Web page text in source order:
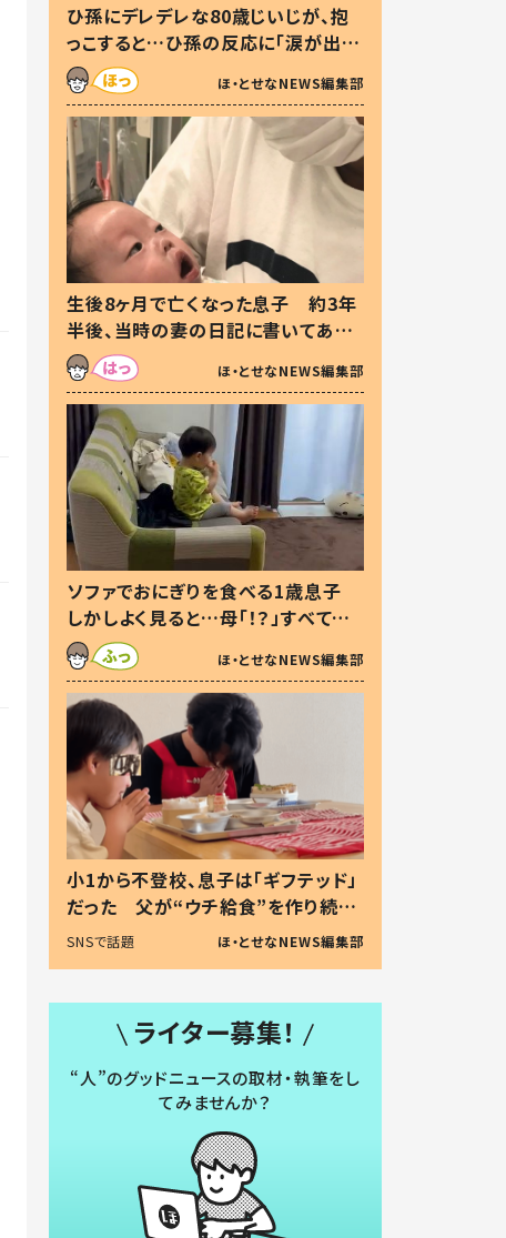
ひ孫にデレデレな80歳じいじが、抱
っこすると…ひ孫の反応に「涙が出ま
した」「可愛くて仕方ない」
ほ・とせなNEWS編集部
生後8ヶ月で亡くなった息子 約3年
半後、当時の妻の日記に書いてあっ
た本音とは
ほ・とせなNEWS編集部
ソファでおにぎりを食べる1歳息子
しかしよく見ると…母「！？」すべてを
察した母の投稿に「可愛いから許
す！」「現行犯〜」
ほ・とせなNEWS編集部
小1から不登校、息子は「ギフテッド」
だった 父が“ウチ給食”を作り続け
る理由とは #令和の親 #令和の子
SNSで話題 ほ・とせなNEWS編集部
ライター募集！
“人”のグッドニュースの取材・執筆をし
てみませんか？